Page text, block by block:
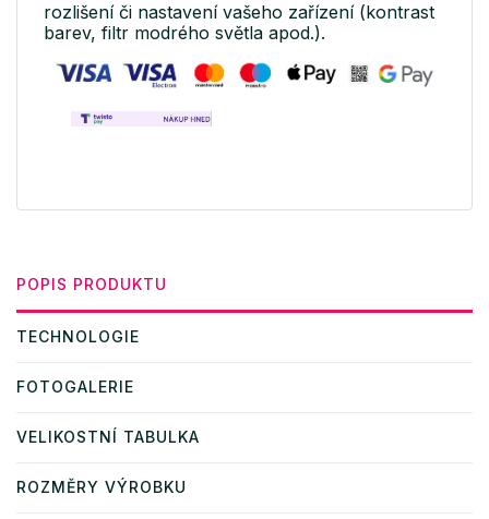
rozlišení či nastavení vašeho zařízení (kontrast
barev, filtr modrého světla apod.).
POPIS PRODUKTU
TECHNOLOGIE
FOTOGALERIE
VELIKOSTNÍ TABULKA
ROZMĚRY VÝROBKU